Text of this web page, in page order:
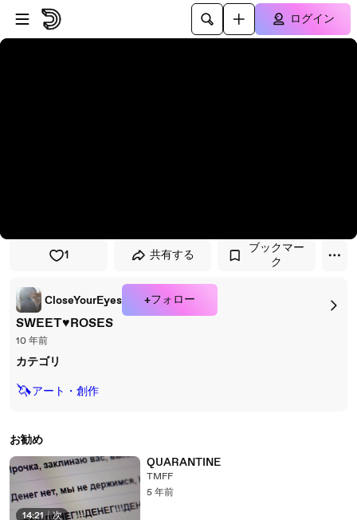
プレイヤーにスキップ
メインコンテンツにスキップ
ログイン
1 共有する
ブックマー
ク
CloseYourEyes +フォロー
SWEET♥ROSES
10 年前
カテゴリ
🦄アート・創作
お勧め
14:21 | 次
QUARANTINE
TMFF
5 年前